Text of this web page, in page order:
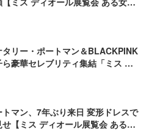
タリー・ポートマン＆BLACKPINK
豪華セレブリティ集結「ミス デ
マン、7年ぶり来日 変形ドレスで
【ミス ディオール展覧会 ある女